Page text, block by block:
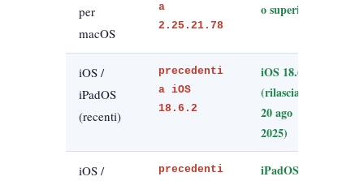
per
macOS
a
2.25.21.78
o superiore
iOS /
iPadOS
(recenti)
precedenti
a iOS
18.6.2
iOS 18.6.2
(rilasciato
20 ago
2025)
iOS /
precedenti
iPadOS